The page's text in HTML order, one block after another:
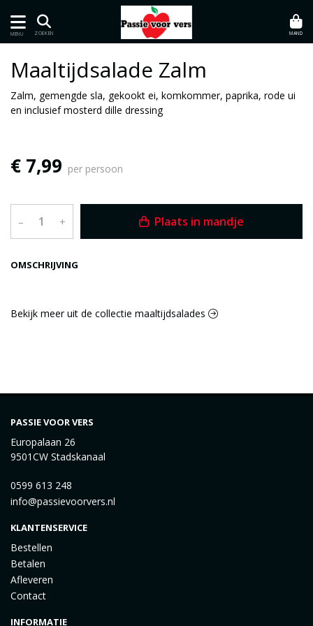
MENU ZOEKEN MAND
OMSCHRIJVING
Maaltijdsalade Zalm
Zalm, gemengde sla, gekookt ei, komkommer, paprika, rode ui
en inclusief mosterd dille dressing
€ 7,99 per persoon
– + Plaats in mandje
Bekijk meer uit de collectie maaltijdsalades
PASSIE VOOR VERS
Europalaan 26
9501CW Stadskanaal
0599 613 248
info@passievoorvers.nl
KLANTENSERVICE
Bestellen
Betalen
Afleveren
Contact
INFORMATIE